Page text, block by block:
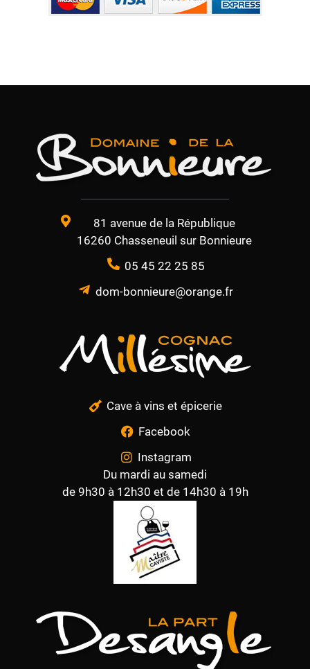
81 avenue de la République
16260 Chasseneuil sur Bonnieure
05 45 22 25 85
dom-bonnieure@orange.fr
Cave à vins et épicerie
Facebook
Instagram
Du mardi au samedi
de 9h30 à 12h30 et de 14h30 à 19h